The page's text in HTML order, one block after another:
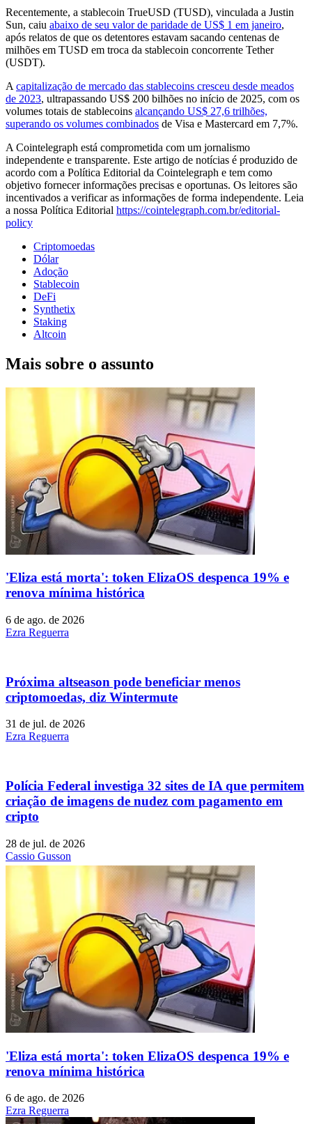
Recentemente, a stablecoin TrueUSD (TUSD), vinculada a Justin
Sun, caiu abaixo de seu valor de paridade de US$ 1 em janeiro,
após relatos de que os detentores estavam sacando centenas de
milhões em TUSD em troca da stablecoin concorrente Tether
(USDT).
A capitalização de mercado das stablecoins cresceu desde meados
de 2023, ultrapassando US$ 200 bilhões no início de 2025, com os
volumes totais de stablecoins alcançando US$ 27,6 trilhões,
superando os volumes combinados de Visa e Mastercard em 7,7%.
A Cointelegraph está comprometida com um jornalismo
independente e transparente. Este artigo de notícias é produzido de
acordo com a Política Editorial da Cointelegraph e tem como
objetivo fornecer informações precisas e oportunas. Os leitores são
incentivados a verificar as informações de forma independente. Leia
a nossa Política Editorial https://cointelegraph.com.br/editorial-
policy
Criptomoedas
Dólar
Adoção
Stablecoin
DeFi
Synthetix
Staking
Altcoin
Mais sobre o assunto
'Eliza está morta': token ElizaOS despenca 19% e
renova mínima histórica
6 de ago. de 2026
Ezra Reguerra
Próxima altseason pode beneficiar menos
criptomoedas, diz Wintermute
31 de jul. de 2026
Ezra Reguerra
Polícia Federal investiga 32 sites de IA que permitem
criação de imagens de nudez com pagamento em
cripto
28 de jul. de 2026
Cassio Gusson
'Eliza está morta': token ElizaOS despenca 19% e
renova mínima histórica
6 de ago. de 2026
Ezra Reguerra